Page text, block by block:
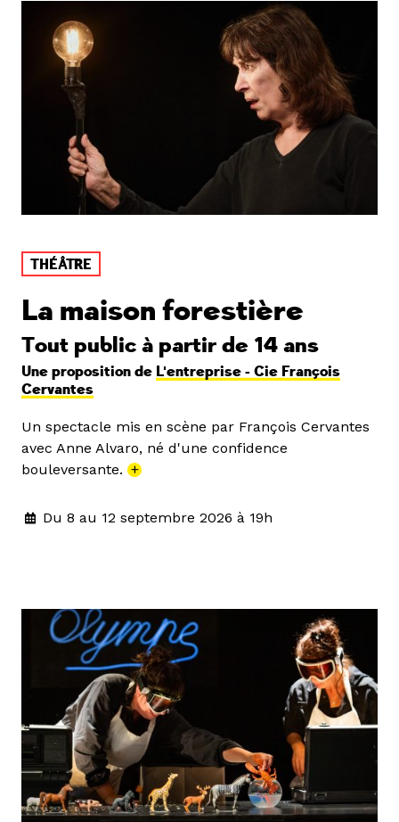
THÉÂTRE
La maison forestière
Tout public à partir de 14 ans
Une proposition de L'entreprise - Cie François
Cervantes
Un spectacle mis en scène par François Cervantes
avec Anne Alvaro, né d'une confidence
bouleversante. +
Du 8 au 12 septembre 2026 à 19h